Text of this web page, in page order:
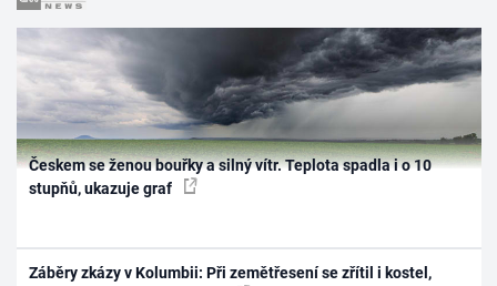
Českem se ženou bouřky a silný vítr. Teplota spadla i o 10
stupňů, ukazuje graf
Záběry zkázy v Kolumbii: Při zemětřesení se zřítil i kostel,